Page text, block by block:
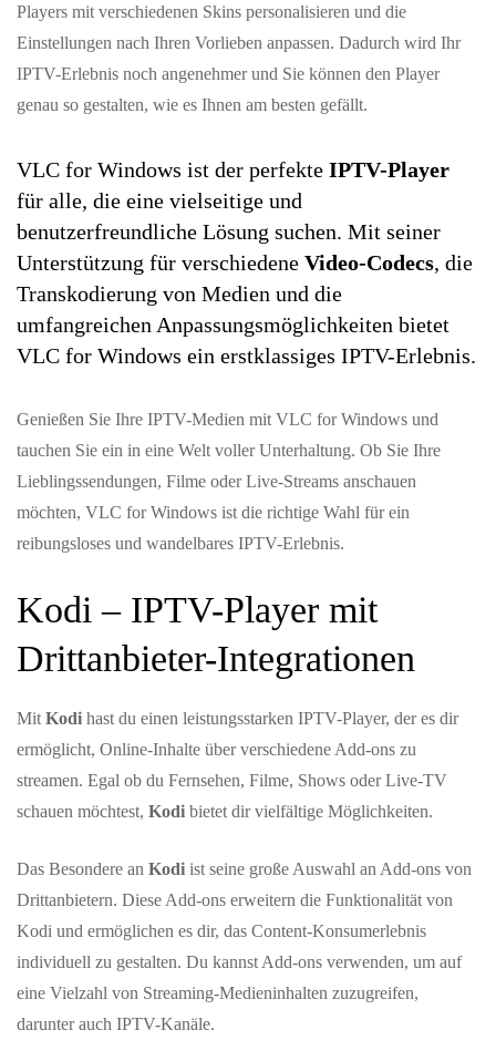
Players mit verschiedenen Skins personalisieren und die
Einstellungen nach Ihren Vorlieben anpassen. Dadurch wird Ihr
IPTV-Erlebnis noch angenehmer und Sie können den Player
genau so gestalten, wie es Ihnen am besten gefällt.
VLC for Windows ist der perfekte IPTV-Player
für alle, die eine vielseitige und
benutzerfreundliche Lösung suchen. Mit seiner
Unterstützung für verschiedene Video-Codecs, die
Transkodierung von Medien und die
umfangreichen Anpassungsmöglichkeiten bietet
VLC for Windows ein erstklassiges IPTV-Erlebnis.
Genießen Sie Ihre IPTV-Medien mit VLC for Windows und
tauchen Sie ein in eine Welt voller Unterhaltung. Ob Sie Ihre
Lieblingssendungen, Filme oder Live-Streams anschauen
möchten, VLC for Windows ist die richtige Wahl für ein
reibungsloses und wandelbares IPTV-Erlebnis.
Kodi – IPTV-Player mit
Drittanbieter-Integrationen
Mit Kodi hast du einen leistungsstarken IPTV-Player, der es dir
ermöglicht, Online-Inhalte über verschiedene Add-ons zu
streamen. Egal ob du Fernsehen, Filme, Shows oder Live-TV
schauen möchtest, Kodi bietet dir vielfältige Möglichkeiten.
Das Besondere an Kodi ist seine große Auswahl an Add-ons von
Drittanbietern. Diese Add-ons erweitern die Funktionalität von
Kodi und ermöglichen es dir, das Content-Konsumerlebnis
individuell zu gestalten. Du kannst Add-ons verwenden, um auf
eine Vielzahl von Streaming-Medieninhalten zuzugreifen,
darunter auch IPTV-Kanäle.